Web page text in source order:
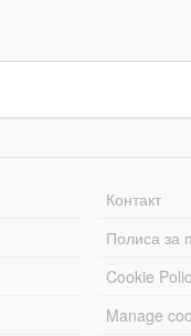
Контакт
Полиса за
Cookie
Manage